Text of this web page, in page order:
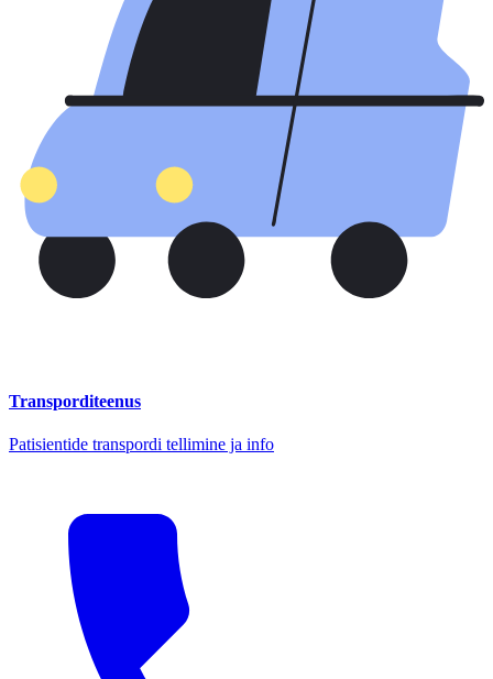
Transporditeenus
Patisientide transpordi tellimine ja info